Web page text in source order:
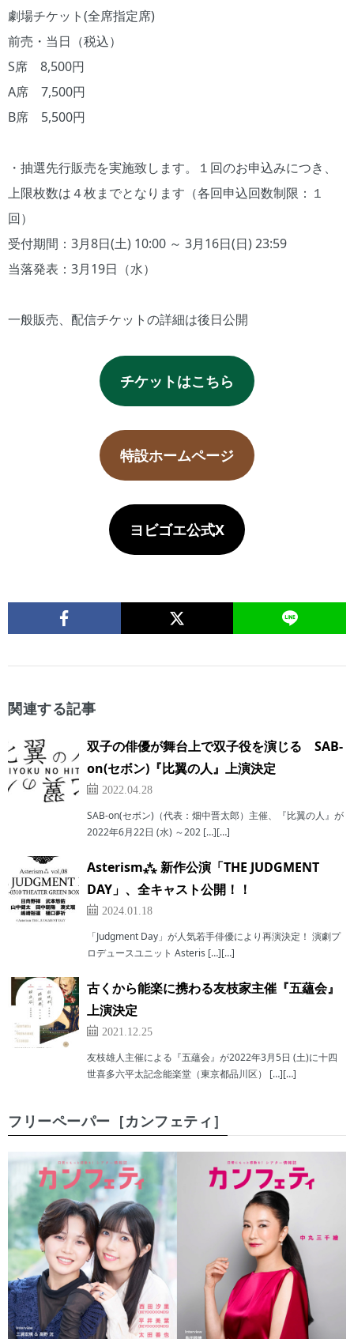
劇場チケット(全席指定席)
前売・当日（税込）
S席 8,500円
A席 7,500円
B席 5,500円
・抽選先行販売を実施致します。１回のお申込みにつき、
上限枚数は４枚までとなります（各回申込回数制限：１
回）
受付期間：3月8日(土) 10:00 ～ 3月16日(日) 23:59
当落発表：3月19日（水）
一般販売、配信チケットの詳細は後日公開
チケットはこちら
特設ホームページ
ヨビゴエ公式X
関連する記事
双子の俳優が舞台上で双子役を演じる SAB-
on(セボン)『比翼の人』上演決定
2022.04.28
SAB-on(セボン)（代表：畑中晋太郎）主催、『比翼の人』が
2022年6月22日 (水) ～202 […][…]
Asterism⁂ 新作公演「THE JUDGMENT
DAY」、全キャスト公開！！
2024.01.18
「Judgment Day」が人気若手俳優により再演決定！ 演劇プ
ロデュースユニット Asteris […][…]
古くから能楽に携わる友枝家主催『五蘊会』
上演決定
2021.12.25
友枝雄人主催による『五蘊会』が2022年3月5日 (土)に十四
世喜多六平太記念能楽堂（東京都品川区） […][…]
フリーペーパー［カンフェティ］